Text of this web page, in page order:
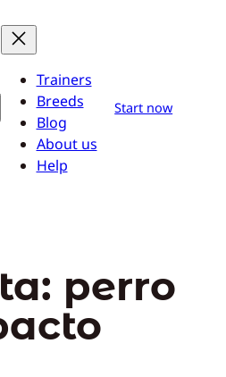
Trainers
Breeds
Blog
About us
Help
Start now
perro